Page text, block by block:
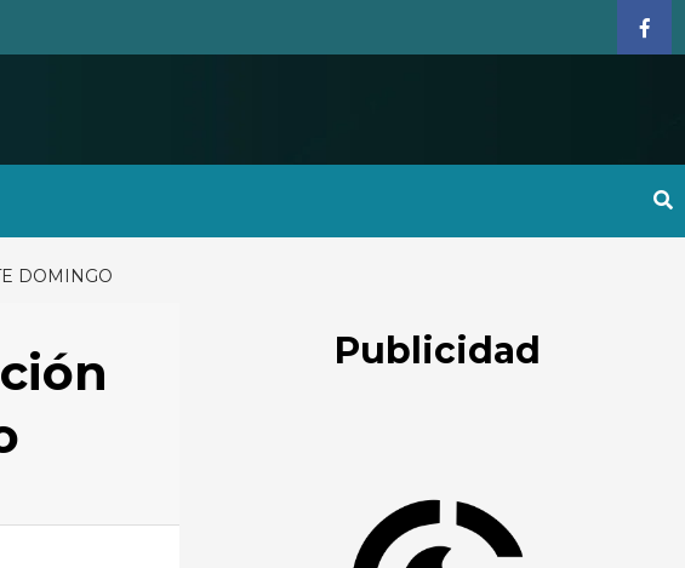
DOMINGO
Publicidad